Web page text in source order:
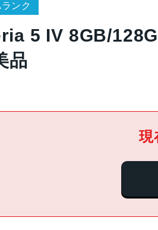
ンク
5 IV 8GB/
品
現